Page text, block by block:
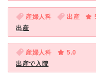
産婦人科 出産
出産
産婦人科
5.0
出産で入院